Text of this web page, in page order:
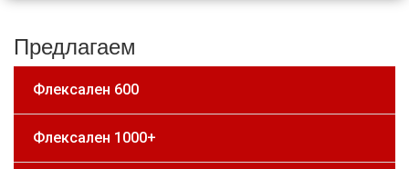
Предлагаем
Флексален 600
Флексален 1000+